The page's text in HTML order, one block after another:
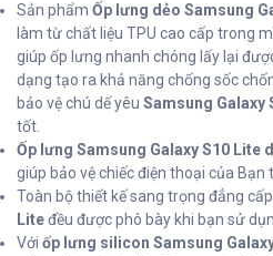
Sản phẩm Ốp lưng dẻo Samsung
làm từ chất liệu TPU cao cấp trong
giúp ốp lưng nhanh chóng lấy lại
dạng tạo ra khả năng chống sốc
bảo vệ chú dế yêu Samsung Galaxy
tốt.
Ốp lưng Samsung Galaxy S10 Lite
giúp bảo vệ chiếc điện thoại của Bạn
Toàn bộ thiết kế sang trọng đẳng
Liteđều được phô bày khi bạn sử
Với ốp lưng silicon Samsung